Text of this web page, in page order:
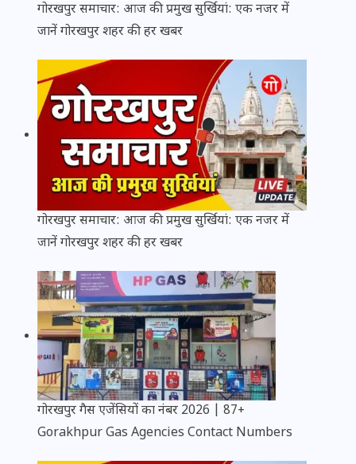
गोरखपुर समाचार: आज की प्रमुख सुर्खियां: एक नजर में
जानें गोरखपुर शहर की हर खबर
गोरखपुर समाचार: आज की प्रमुख सुर्खियां: एक नजर में
जानें गोरखपुर शहर की हर खबर
गोरखपुर गैस एजेंसियों का नंबर 2026 | 87+
Gorakhpur Gas Agencies Contact Numbers